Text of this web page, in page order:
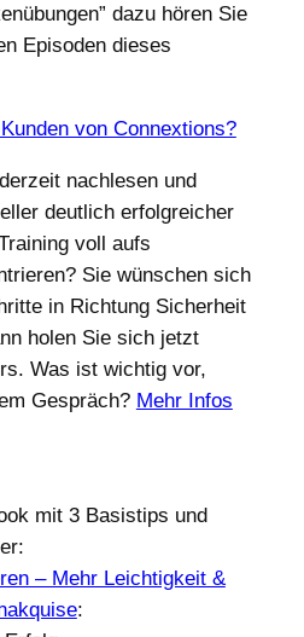
dazu hören Sie
Episoden dieses
von Connextions?
nachlesen und
deutlich erfolgreicher
voll aufs
Sie wünschen sich
in Richtung Sicherheit
holen Sie sich jetzt
Was ist wichtig vor,
Gespräch? Mehr Infos
mit 3 Basistips und
– Mehr Leichtigkeit &
: